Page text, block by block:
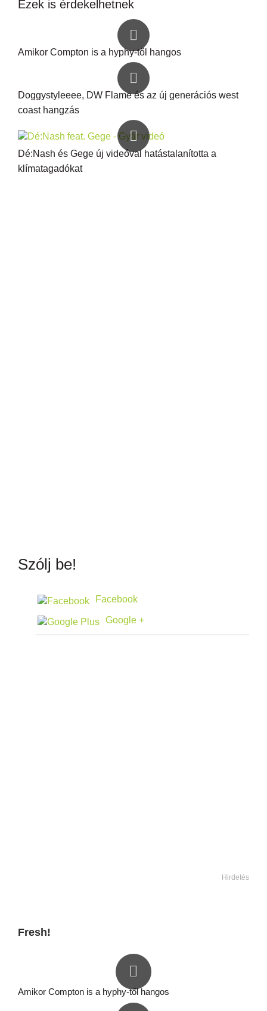
Ezek is érdekelhetnek
Amikor Compton is a hyphy-től hangos
Doggystyleeee, DW Flame és az új generációs west
coast hangzás
Dé:Nash és Gege új videóval hatástalanította a
klímatagadókat
Szólj be!
Facebook
Google +
Hirdetés
Fresh!
Amikor Compton is a hyphy-től hangos